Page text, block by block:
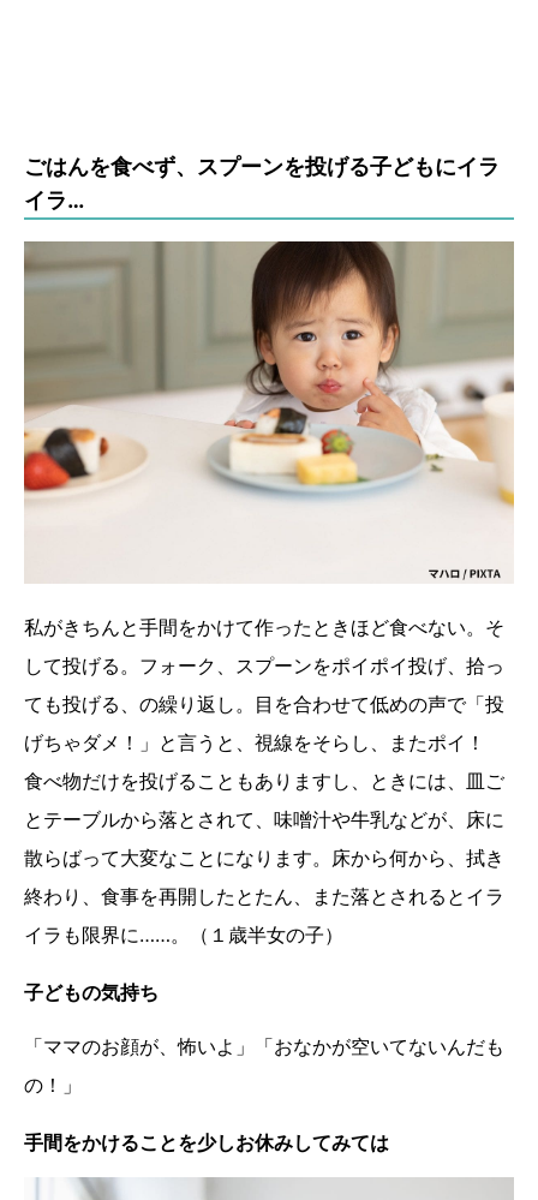
ごはんを食べず、スプーンを投げる子どもにイラ
イラ…
私がきちんと手間をかけて作ったときほど食べない。そ
して投げる。フォーク、スプーンをポイポイ投げ、拾っ
ても投げる、の繰り返し。目を合わせて低めの声で「投
げちゃダメ！」と言うと、視線をそらし、またポイ！
食べ物だけを投げることもありますし、ときには、皿ご
とテーブルから落とされて、味噌汁や牛乳などが、床に
散らばって大変なことになります。床から何から、拭き
終わり、食事を再開したとたん、また落とされるとイラ
イラも限界に……。（１歳半女の子）
子どもの気持ち
「ママのお顔が、怖いよ」「おなかが空いてないんだも
の！」
手間をかけることを少しお休みしてみては